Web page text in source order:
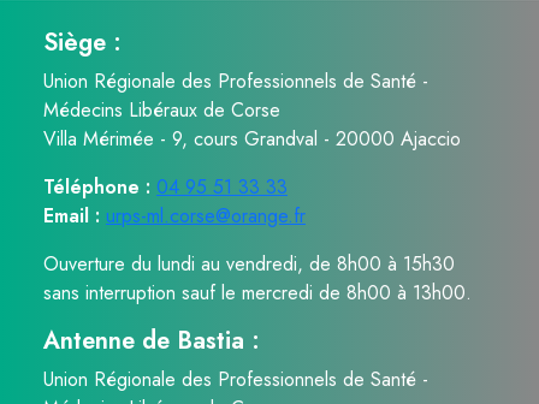
Siège :
Union Régionale des Professionnels de Santé -
Médecins Libéraux de Corse
Villa Mérimée - 9, cours Grandval - 20000 Ajaccio
Téléphone : 04 95 51 33 33
Email : urps-ml.corse@orange.fr
Ouverture du lundi au vendredi, de 8h00 à 15h30
sans interruption sauf le mercredi de 8h00 à 13h00.
Antenne de Bastia :
Union Régionale des Professionnels de Santé -